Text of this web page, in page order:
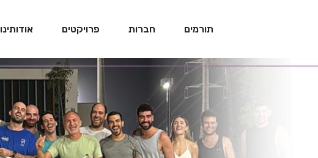
תורמים חברות פרויקטים אודותינו